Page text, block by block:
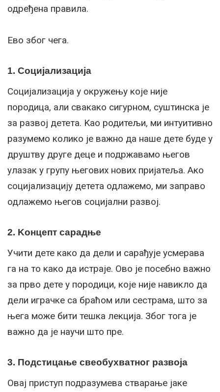
одређена правила.
Ево због чега.
1. Социјализација
Социјализација у окружењу које није
породица, али свакако сигурном, суштинска је
за развој детета. Kао родитељи, ми интуитивно
разумемо колико је важно да наше дете буде у
друштву друге деце и подржавамо његов
улазак у групу његових нових пријатеља. Ако
социјализацију детета одлажемо, ми заправо
одлажемо његов социјални развој.
2. Kонцепт сарадње
Учити дете како да дели и сарађује усмерава
га на то како да истраје. Ово је посебно важно
за прво дете у породици, које није навикло да
дели играчке са браћом или сестрама, што за
њега може бити тешка лекција. Због тога је
важно да је научи што пре.
3. Подстицање свеобухватног развоја
Овај приступ подразумева стварање јаке